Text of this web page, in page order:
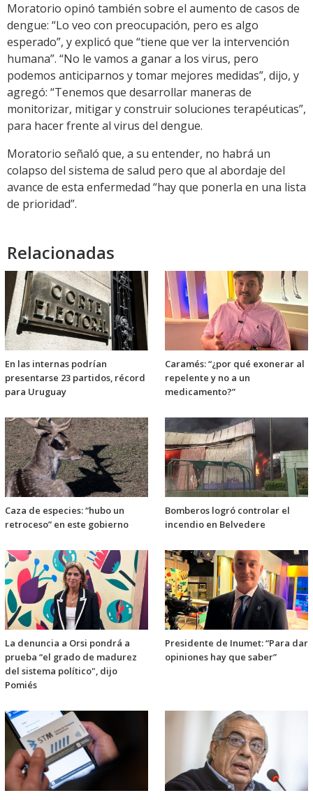
Moratorio opinó también sobre el aumento de casos de
dengue: “Lo veo con preocupación, pero es algo
esperado”, y explicó que “tiene que ver la intervención
humana”. “No le vamos a ganar a los virus, pero
podemos anticiparnos y tomar mejores medidas”, dijo, y
agregó: “Tenemos que desarrollar maneras de
monitorizar, mitigar y construir soluciones terapéuticas”,
para hacer frente al virus del dengue.
Moratorio señaló que, a su entender, no habrá un
colapso del sistema de salud pero que al abordaje del
avance de esta enfermedad “hay que ponerla en una lista
de prioridad”.
Relacionadas
En las internas podrían
presentarse 23 partidos, récord
para Uruguay
Caramés: “¿por qué exonerar al
repelente y no a un
medicamento?”
Caza de especies: “hubo un
retroceso” en este gobierno
Bomberos logró controlar el
incendio en Belvedere
La denuncia a Orsi pondrá a
prueba “el grado de madurez
del sistema político", dijo
Pomiés
Presidente de Inumet: “Para dar
opiniones hay que saber”